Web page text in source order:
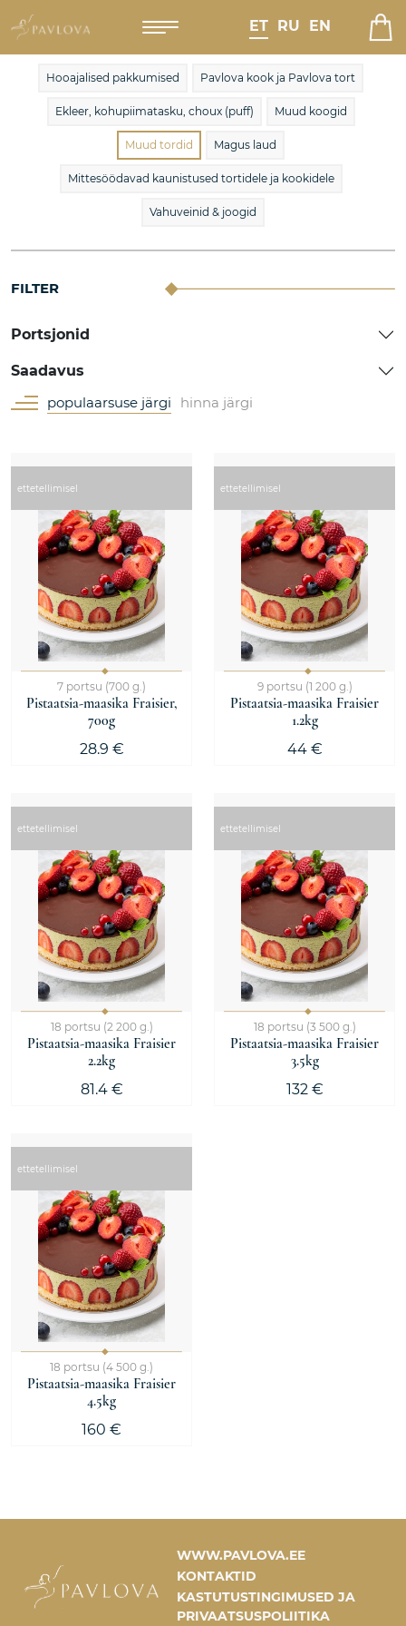
ET RU EN
Hooajalised pakkumised Pavlova kook ja Pavlova tort
Ekleer, kohupiimatasku, choux (puff) Muud koogid
Muud tordid Magus laud
Mittesöödavad kaunistused tortidele ja kookidele
Vahuveinid & joogid
FILTER
Portsjonid
Saadavus
populaarsuse järgi
hinna järgi
ettetellimisel
7 portsu (700 g.)
Pistaatsia-maasika Fraisier,
700g
28.9 €
ettetellimisel
9 portsu (1 200 g.)
Pistaatsia-maasika Fraisier
1.2kg
44 €
ettetellimisel
18 portsu (2 200 g.)
Pistaatsia-maasika Fraisier
2.2kg
81.4 €
ettetellimisel
18 portsu (3 500 g.)
Pistaatsia-maasika Fraisier
3.5kg
132 €
ettetellimisel
18 portsu (4 500 g.)
Pistaatsia-maasika Fraisier
4.5kg
160 €
WWW.PAVLOVA.EE
KONTAKTID
KASTUTUSTINGIMUSED JA
PRIVAATSUSPOLIITIKA